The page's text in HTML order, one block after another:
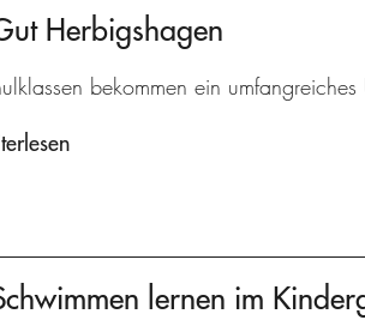
Herbigshagen
bekommen ein
lernen im